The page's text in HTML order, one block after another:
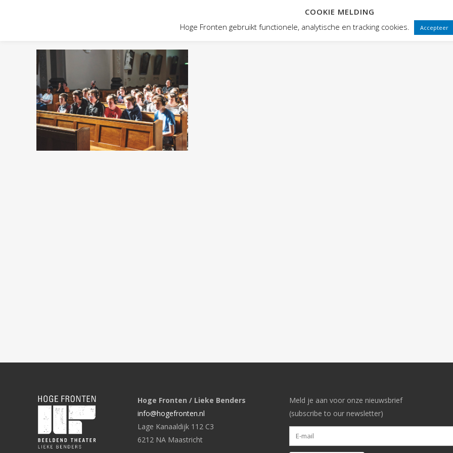
VOORSTELLINGEN PUBLIEKSWERKING
Hoge Fronten / Lieke Benders
info@hogefronten.nl
Lage Kanaaldijk 112 C3
6212 NA Maastricht
Meld je aan voor onze nieuwsbrief
(subscribe to our newsletter)
COOKIE MELDING
Hoge Fronten gebruikt functionele, analytische en tracking cookies.
Accepteer